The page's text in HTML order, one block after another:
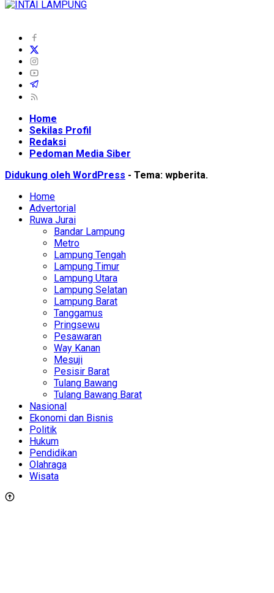
Home
Sekilas Profil
Redaksi
Pedoman Media Siber
Didukung oleh WordPress - Tema: wpberita.
Home
Advertorial
Ruwa Jurai
Bandar Lampung
Metro
Lampung Tengah
Lampung Timur
Lampung Utara
Lampung Selatan
Lampung Barat
Tanggamus
Pringsewu
Pesawaran
Way Kanan
Mesuji
Pesisir Barat
Tulang Bawang
Tulang Bawang Barat
Nasional
Ekonomi dan Bisnis
Politik
Hukum
Pendidikan
Olahraga
Wisata